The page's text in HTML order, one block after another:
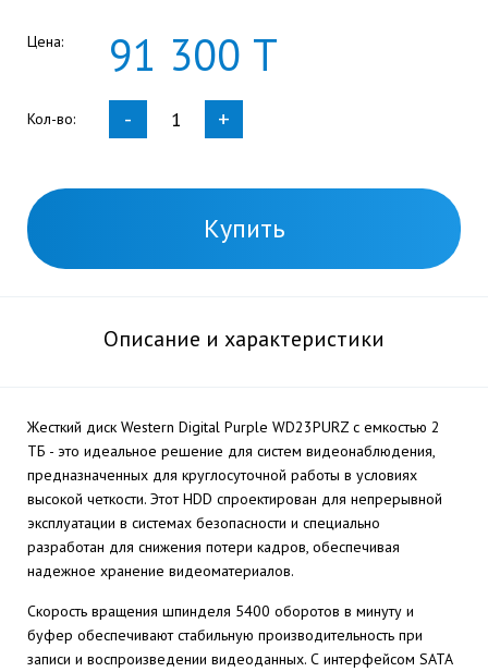
Цена: 91 300 Т
Кол-во: - +
Купить
Описание и характеристики
Жесткий диск Western Digital Purple WD23PURZ с емкостью 2
ТБ - это идеальное решение для систем видеонаблюдения,
предназначенных для круглосуточной работы в условиях
высокой четкости. Этот HDD спроектирован для непрерывной
эксплуатации в системах безопасности и специально
разработан для снижения потери кадров, обеспечивая
надежное хранение видеоматериалов.
Скорость вращения шпинделя 5400 оборотов в минуту и
буфер обеспечивают стабильную производительность при
записи и воспроизведении видеоданных. С интерфейсом SATA